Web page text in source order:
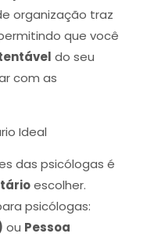
organização traz
que você
do seu
com as
Ideal
das psicólogas é
escolher.
psicólogas:
ou Pessoa